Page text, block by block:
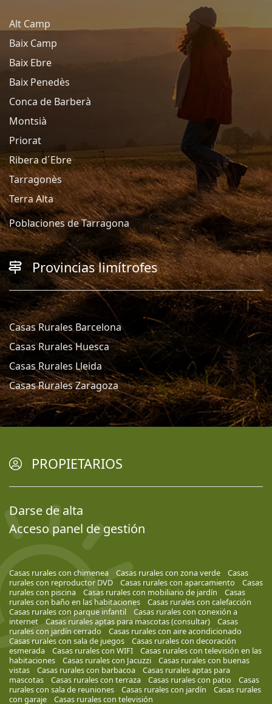
Alt Camp
Baix Camp
Baix Ebre
Baix Penedès
Conca de Barberà
Montsià
Priorat
Ribera d´Ebre
Tarragonès
Terra Alta
Poblaciones de Tarragona
Provincias limítrofes
Casas Rurales Barcelona
Casas Rurales Huesca
Casas Rurales Lleida
Casas Rurales Zaragoza
PROPIETARIOS
Darse de alta
Acceso panel de gestión
Casas rurales con chimenea Casas rurales con zona verde
Casas
rurales con reproductor DVD
Casas rurales con aparcamiento
Casas
rurales con piscina
Casas rurales con mobiliario de jardín
Casas
rurales con baño en las habitaciones
Casas rurales con calefacción
Casas rurales con parque infantil
Casas rurales con conexión a
internet
Casas rurales aptas para mascotas (consultar)
Casas
rurales con jardín cerrado
Casas rurales con aire acondicionado
Casas rurales con sala de juegos
Casas rurales con decoración
esmerada
Casas rurales con WIFI
Casas rurales con televisión en las
habitaciones
Casas rurales con Jacuzzi
Casas rurales con buenas
vistas
Casas rurales con barbacoa
Casas rurales aptas para
mascotas
Casas rurales con terraza Casas rurales con patio
Casas
rurales con sala de reuniones
Casas rurales con jardín
Casas rurales
con garaje
Casas rurales con televisión